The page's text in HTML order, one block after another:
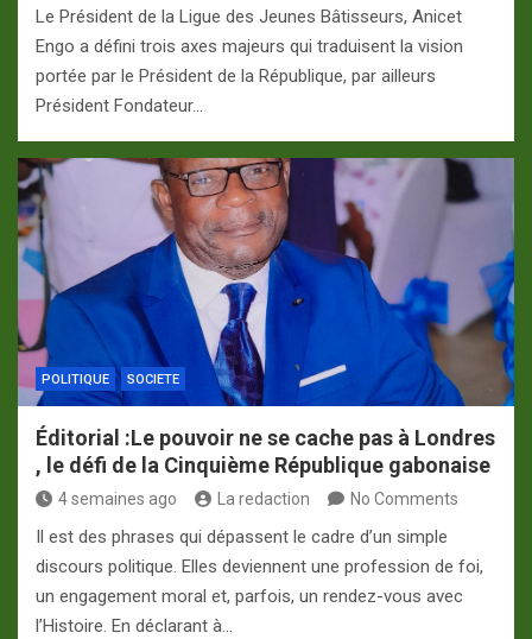
Le Président de la Ligue des Jeunes Bâtisseurs, Anicet
Engo a défini trois axes majeurs qui traduisent la vision
portée par le Président de la République, par ailleurs
Président Fondateur…
POLITIQUE SOCIETE
Éditorial :Le pouvoir ne se cache pas à Londres
, le défi de la Cinquième République gabonaise
4 semaines ago La redaction No Comments
Il est des phrases qui dépassent le cadre d’un simple
discours politique. Elles deviennent une profession de foi,
un engagement moral et, parfois, un rendez-vous avec
l’Histoire. En déclarant à…